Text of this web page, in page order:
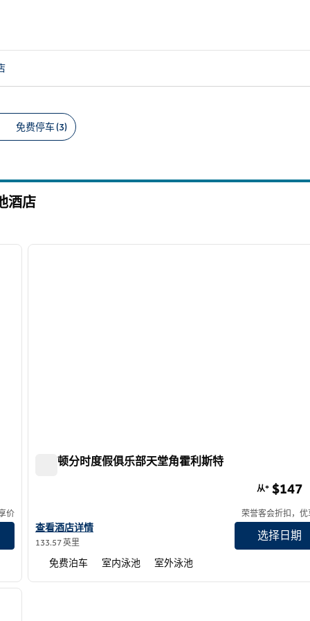
免费停车 (3)
酒店
下一张图片
价
1/12
希尔顿分时度假俱乐部天堂角霍利斯特
查看希尔顿分时度假俱乐部Paradise Point Hollister的酒店详情
查看酒店详情
133.57 英里
从* $147
荣誉客会折扣，优
选择日期
免费泊车 室内泳池 室外泳池
下一张图片